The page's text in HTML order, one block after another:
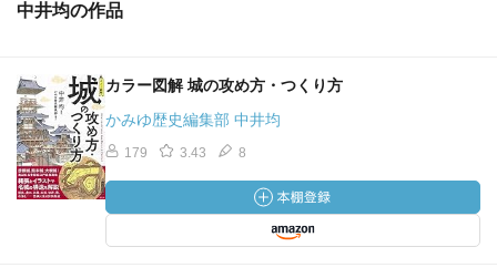
中井均の作品
カラー図解 城の攻め方・つくり方
かみゆ歴史編集部 中井均
179 3.43 8